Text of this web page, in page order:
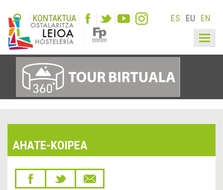
KONTAKTUA ES EU EN
AHATE-KOIPEA